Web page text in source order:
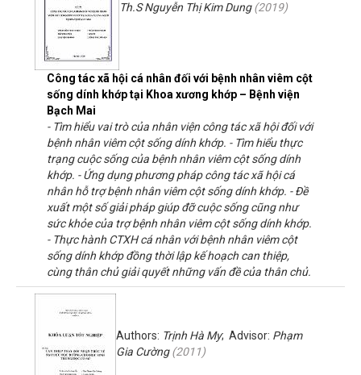
Công tác xã hội cá nhân đối với bệnh nhân viêm cột
sống dính khớp tại Khoa xương khớp – Bệnh viện
Bạch Mai
Th.S Nguyễn Thị Kim Dung(2019)
- Tìm hiểu vai trò của nhân viện công tác xã hội đối với
bệnh nhân viêm cột sống dính khớp. - Tìm hiểu thực
trạng cuộc sống của bệnh nhân viêm cột sống dính
khớp. - Ứng dụng phương pháp công tác xã hội cá
nhân hỗ trợ bệnh nhân viêm cột sống dính khớp. - Đề
xuất một số giải pháp giúp đỡ cuộc sống cũng như
sức khỏe của trợ bệnh nhân viêm cột sống dính khớp.
- Thực hành CTXH cá nhân với bệnh nhân viêm cột
sống dính khớp đồng thời lập kế hoạch can thiệp,
cùng thân chủ giải quyết những vấn đề của thân chủ.
Authors: Trịnh Hà My; Advisor: Phạm
Gia Cường(2011)